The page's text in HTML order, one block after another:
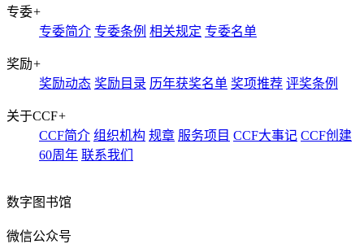
专委+
专委简介 专委条例 相关规定 专委名单
奖励+
奖励动态 奖励目录 历年获奖名单 奖项推荐 评奖条例
关于CCF+
CCF简介 组织机构 规章 服务项目 CCF大事记 CCF创建
60周年 联系我们
数字图书馆
微信公众号